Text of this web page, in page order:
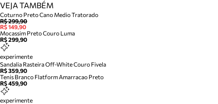
VEJA TAMBÉM
Coturno Preto Cano Medio Tratorado
R$ 299,90
R$ 149,90
Mocassim Preto Couro Luma
R$ 299,90
experimente
Sandalia Rasteira Off-White Couro Fivela
R$ 359,90
Tenis Branco Flatform Amarracao Preto
R$ 459,90
experimente